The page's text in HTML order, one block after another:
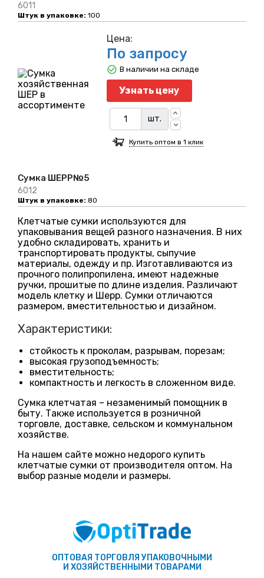
6011
Штук в упаковке: 100
Сумка ШЕРР№5
6012
Штук в упаковке: 80
Цена:
По запросу
Узнать цену
шт.
В наличии на складе
Купить оптом в 1 клик
Клетчатые сумки используются для
упаковывания вещей разного назначения. В них
удобно складировать, хранить и
транспортировать продукты, сыпучие
материалы, одежду и пр. Изготавливаются из
прочного полипропилена, имеют надежные
ручки, прошитые по длине изделия. Различают
модель клетку и Шерр. Сумки отличаются
размером, вместительностью и дизайном.
Характеристики:
стойкость к проколам, разрывам, порезам;
высокая грузоподъемность;
вместительность;
компактность и легкость в сложенном виде.
Сумка клетчатая – незаменимый помощник в
быту. Также используется в розничной
торговле, доставке, сельском и коммунальном
хозяйстве.
На нашем сайте можно недорого купить
клетчатые сумки от производителя оптом. На
выбор разные модели и размеры.
ОПТОВАЯ ТОРГОВЛЯ УПАКОВОЧНЫМИ
И ХОЗЯЙСТВЕННЫМИ ТОВАРАМИ